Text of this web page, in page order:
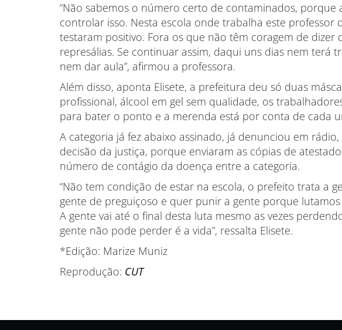
“Não sabemos o número certo de contaminados,
controlar isso. Nesta escola onde trabalha este professor
testaram positivo. Fora os que não têm coragem de
represálias. Se continuar assim, daqui uns dias nem terá
nem dar aula”, afirmou a professora.
Além disso, aponta Elisete, a prefeitura deu só duas
profissional, álcool em gel sem qualidade, os
para bater o ponto e a merenda está por conta de cada
A categoria já fez abaixo assinado, já denunciou em
decisão da justiça, porque enviaram as cópias de
número de contágio da doença entre a categoria.
“Não tem condição de estar na escola, o prefeito trata a
gente de preguiçoso e quer punir a gente porque
A gente vai até o final desta luta mesmo as vezes
gente não pode perder é a vida”, ressalta Elisete.
*Edição: Marize Muniz
Reprodução: CUT